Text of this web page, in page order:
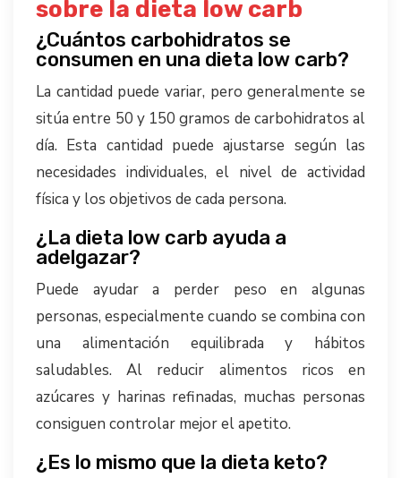
sobre la dieta low carb
¿Cuántos carbohidratos se
consumen en una dieta low carb?
La cantidad puede variar, pero generalmente se
sitúa entre 50 y 150 gramos de carbohidratos al
día. Esta cantidad puede ajustarse según las
necesidades individuales, el nivel de actividad
física y los objetivos de cada persona.
¿La dieta low carb ayuda a
adelgazar?
Puede ayudar a perder peso en algunas
personas, especialmente cuando se combina con
una alimentación equilibrada y hábitos
saludables. Al reducir alimentos ricos en
azúcares y harinas refinadas, muchas personas
consiguen controlar mejor el apetito.
¿Es lo mismo que la dieta keto?